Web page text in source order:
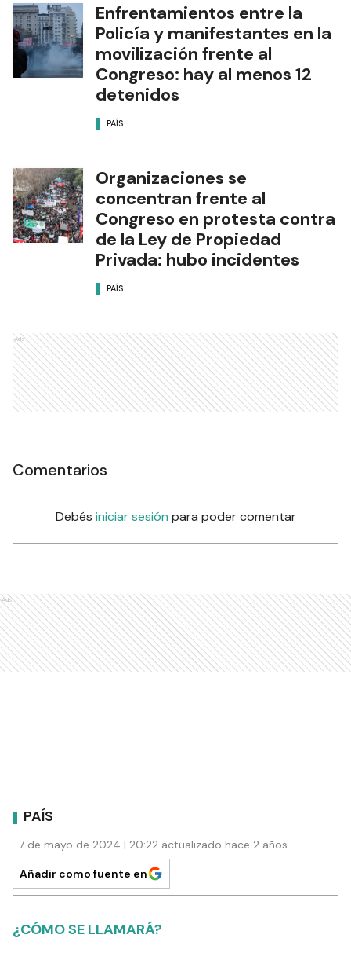
Enfrentamientos entre la
Policía y manifestantes en la
movilización frente al
Congreso: hay al menos 12
detenidos
PAÍS
Organizaciones se
concentran frente al
Congreso en protesta contra
de la Ley de Propiedad
Privada: hubo incidentes
PAÍS
Ads
Comentarios
Debés iniciar sesión para poder comentar
Ads
PAÍS
7 de mayo de 2024 | 20:22 actualizado hace 2 años
Añadir como fuente en
¿CÓMO SE LLAMARÁ?